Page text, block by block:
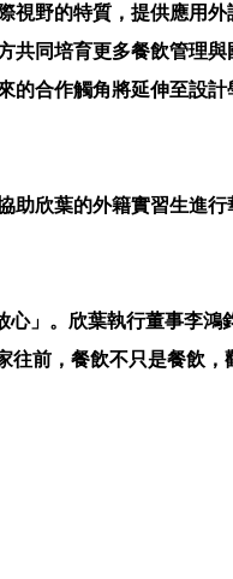
視野的特質，提供應用
共同培育更多餐飲管理
的合作觸角將延伸至設
助欣葉的外籍實習生進
」。欣葉執行董事李鴻
往前，餐飲不只是餐飲